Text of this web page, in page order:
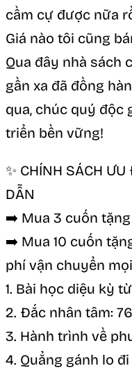
cầm cự được nữa
Giá nào tôi cũng
Qua đây nhà sách
gần xa đã đồng
qua, chúc quý độc
triển bền vững!
✨ CHÍNH SÁCH
DẪN
➡️ Mua 3 cuốn tặng
➡️ Mua 10 cuốn
phí vận chuyển
1. Bài học diệu kỳ
2. Đắc nhân tâm:
3. Hành trình về
4. Quẳng gánh lo